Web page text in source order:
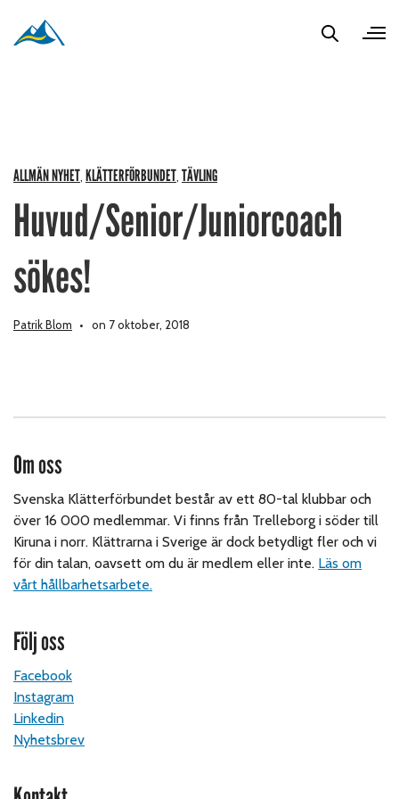
ALLMÄN NYHET, KLÄTTERFÖRBUNDET, TÄVLING
Huvud/Senior/Juniorcoach
sökes!
Patrik Blom on 7 oktober, 2018
Om oss
Svenska Klätterförbundet består av ett 80-tal klubbar och
över 16 000 medlemmar. Vi finns från Trelleborg i söder till
Kiruna i norr. Klättrarna i Sverige är dock betydligt fler och vi
för din talan, oavsett om du är medlem eller inte. Läs om
vårt hållbarhetsarbete.
Följ oss
Facebook
Instagram
Linkedin
Nyhetsbrev